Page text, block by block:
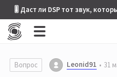
🎚 Даст ли DSP тот звук,
Вопрос Leonid91 31